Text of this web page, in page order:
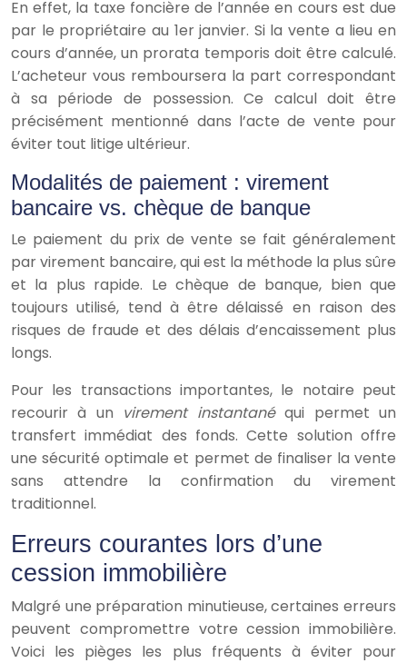
En effet, la taxe foncière de l’année en cours est due
par le propriétaire au 1er janvier. Si la vente a lieu en
cours d’année, un prorata temporis doit être calculé.
L’acheteur vous remboursera la part correspondant
à sa période de possession. Ce calcul doit être
précisément mentionné dans l’acte de vente pour
éviter tout litige ultérieur.
Modalités de paiement : virement
bancaire vs. chèque de banque
Le paiement du prix de vente se fait généralement
par virement bancaire, qui est la méthode la plus sûre
et la plus rapide. Le chèque de banque, bien que
toujours utilisé, tend à être délaissé en raison des
risques de fraude et des délais d’encaissement plus
longs.
Pour les transactions importantes, le notaire peut
recourir à un virement instantanéqui permet un
transfert immédiat des fonds. Cette solution offre
une sécurité optimale et permet de finaliser la vente
sans attendre la confirmation du virement
traditionnel.
Erreurs courantes lors d’une
cession immobilière
Malgré une préparation minutieuse, certaines erreurs
peuvent compromettre votre cession immobilière.
Voici les pièges les plus fréquents à éviter pour